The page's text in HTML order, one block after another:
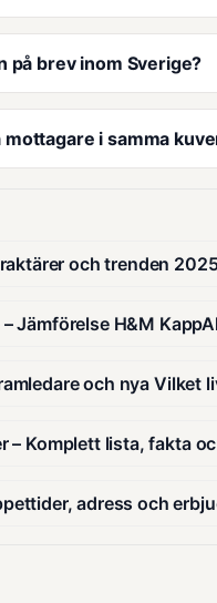
på brev inom Sverige?
i samma
och trenden
Jämförelse H&M
och nya Vilket
– Komplett lista, fakta
adress och